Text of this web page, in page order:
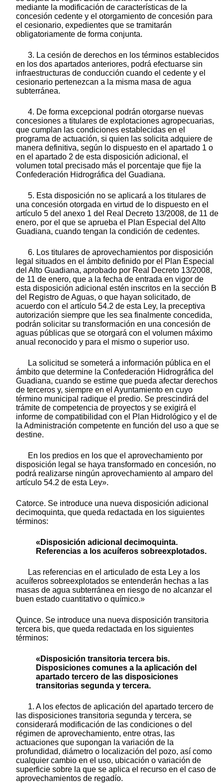
mediante la modificación de características de la
concesión cedente y el otorgamiento de concesión para
el cesionario, expedientes que se tramitarán
obligatoriamente de forma conjunta.
3. La cesión de derechos en los términos establecidos
en los dos apartados anteriores, podrá efectuarse sin
infraestructuras de conducción cuando el cedente y el
cesionario pertenezcan a la misma masa de agua
subterránea.
4. De forma excepcional podrán otorgarse nuevas
concesiones a titulares de explotaciones agropecuarias,
que cumplan las condiciones establecidas en el
programa de actuación, si quien las solicita adquiere de
manera definitiva, según lo dispuesto en el apartado 1 o
en el apartado 2 de esta disposición adicional, el
volumen total precisado más el porcentaje que fije la
Confederación Hidrográfica del Guadiana.
5. Esta disposición no se aplicará a los titulares de
una concesión otorgada en virtud de lo dispuesto en el
artículo 5 del anexo 1 del Real Decreto 13/2008, de 11 de
enero, por el que se aprueba el Plan Especial del Alto
Guadiana, cuando tengan la condición de cedentes.
6. Los titulares de aprovechamientos por disposición
legal situados en el ámbito definido por el Plan Especial
del Alto Guadiana, aprobado por Real Decreto 13/2008,
de 11 de enero, que a la fecha de entrada en vigor de
esta disposición adicional estén inscritos en la sección B
del Registro de Aguas, o que hayan solicitado, de
acuerdo con el artículo 54.2 de esta Ley, la preceptiva
autorización siempre que les sea finalmente concedida,
podrán solicitar su transformación en una concesión de
aguas públicas que se otorgará con el volumen máximo
anual reconocido y para el mismo o superior uso.
La solicitud se someterá a información pública en el
ámbito que determine la Confederación Hidrográfica del
Guadiana, cuando se estime que pueda afectar derechos
de terceros y, siempre en el Ayuntamiento en cuyo
término municipal radique el predio. Se prescindirá del
trámite de competencia de proyectos y se exigirá el
informe de compatibilidad con el Plan Hidrológico y el de
la Administración competente en función del uso a que se
destine.
En los predios en los que el aprovechamiento por
disposición legal se haya transformado en concesión, no
podrá realizarse ningún aprovechamiento al amparo del
artículo 54.2 de esta Ley».
Catorce. Se introduce una nueva disposición adicional
decimoquinta, que queda redactada en los siguientes
términos:
«Disposición adicional decimoquinta.
Referencias a los acuíferos sobreexplotados.
Las referencias en el articulado de esta Ley a los
acuíferos sobreexplotados se entenderán hechas a las
masas de agua subterránea en riesgo de no alcanzar el
buen estado cuantitativo o químico.»
Quince. Se introduce una nueva disposición transitoria
tercera bis, que queda redactada en los siguientes
términos:
«Disposición transitoria tercera bis.
Disposiciones comunes a la aplicación del
apartado tercero de las disposiciones
transitorias segunda y tercera.
1. A los efectos de aplicación del apartado tercero de
las disposiciones transitoria segunda y tercera, se
considerará modificación de las condiciones o del
régimen de aprovechamiento, entre otras, las
actuaciones que supongan la variación de la
profundidad, diámetro o localización del pozo, así como
cualquier cambio en el uso, ubicación o variación de
superficie sobre la que se aplica el recurso en el caso de
aprovechamientos de regadío.